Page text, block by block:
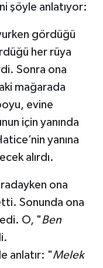
şöyle anlatıyor:
gördüğü
her rüya
Sonra ona
mağarada
evine
için yanında
yanına
alırdı.
ona
Sonunda ona
O, "Ben
anlatır: "Melek